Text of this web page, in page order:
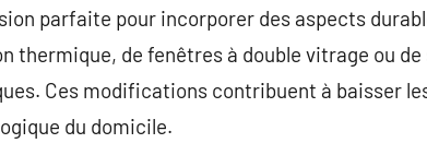
parfaite pour incorporer des aspects
thermique, de fenêtres à double vitrage ou
Ces modifications contribuent à baisser
du domicile.